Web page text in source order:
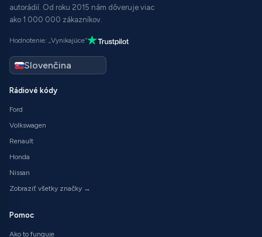
autorádií. Od roku 2015 nám dôveruje viac
ako 1 000 000 zákazníkov.
Hodnotenie: „Vynikajúce“
Rádiové kódy
Ford
Volkswagen
Renault
Honda
Nissan
Zobraziť všetky značky →
Pomoc
Ako to funguje